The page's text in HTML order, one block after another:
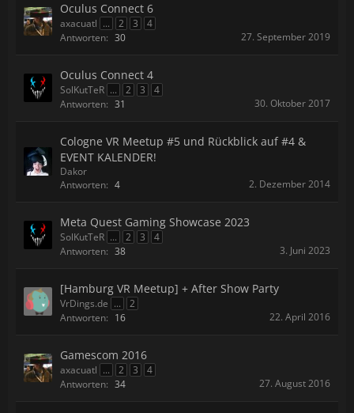
Oculus Connect 6
axacuatl ... 2 3
4
Antworten: 30 27. September 2019
Oculus Connect 4
SolKutTeR ... 2 3
4
Antworten: 31 30. Oktober 2017
Cologne VR Meetup #5 und Rückblick auf #4 &
EVENT KALENDER!
Dakor
Antworten: 4 2. Dezember 2014
Meta Quest Gaming Showcase 2023
SolKutTeR ... 2 3
4
Antworten: 38 3. Juni 2023
[Hamburg VR Meetup] + After Show Party
VrDings.de ...
2
Antworten: 16 22. April 2016
Gamescom 2016
axacuatl ... 2 3
4
Antworten: 34 27. August 2016